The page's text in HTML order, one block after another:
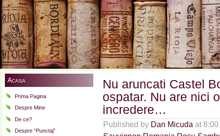
Acasa
Prima Pagina
Despre Mine
De ce?
Despre “Punctaj”
Nu aruncati Castel
ospatar. Nu are nici
incredere…
Published by Dan Micuda at